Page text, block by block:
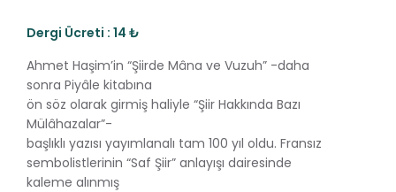
Dergi Ücreti : 14 ₺
Ahmet Haşim’in “Şiirde Mâna ve Vuzuh” -daha
sonra Piyâle kitabına
ön söz olarak girmiş haliyle “Şiir Hakkında Bazı
Mülâhazalar”-
başlıklı yazısı yayımlanalı tam 100 yıl oldu. Fransız
sembolistlerinin “Saf Şiir” anlayışı dairesinde
kaleme alınmış